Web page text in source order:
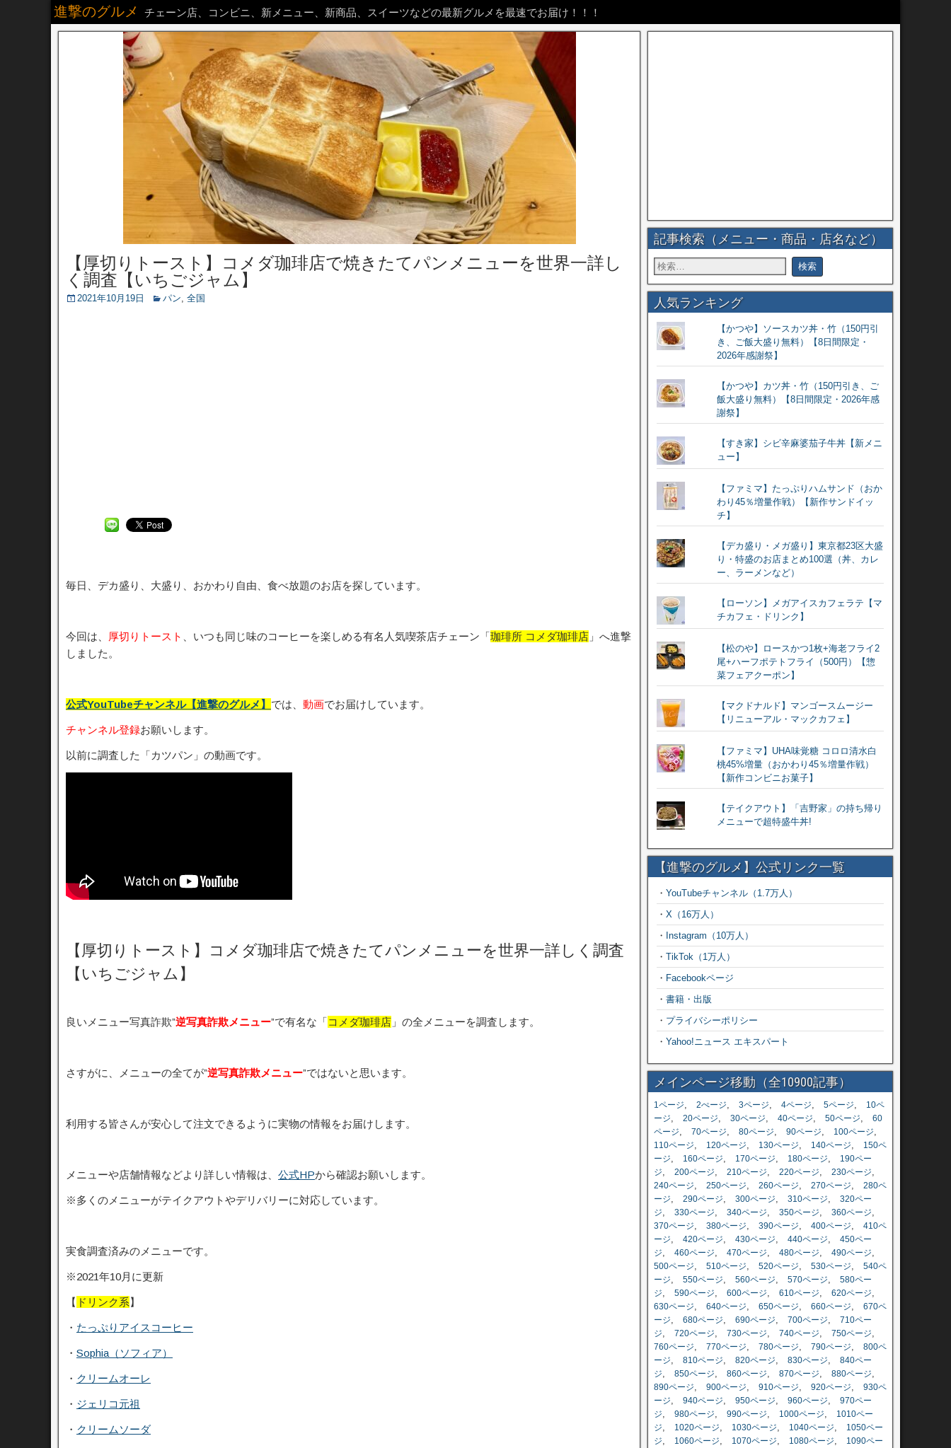
進撃のグルメ チェーン店、コンビニ、新メニュー、新商品、スイーツなどの最新グルメを最速でお届け！！！
【厚切りトースト】コメダ珈琲店で焼きたてパンメニューを世界一詳し
く調査【いちごジャム】
2021年10月19日 パン, 全国
毎日、デカ盛り、大盛り、おかわり自由、食べ放題のお店を探しています。
今回は、 厚切りトースト 、いつも同じ味のコーヒーを楽しめる有名人気喫茶店チェーン「珈琲所 コメダ珈琲店 」へ進撃
しました。
公式YouTubeチャンネル【進撃のグルメ】 では、 動画でお届けしています。
チャンネル登録お願いします。
以前に調査した「カツパン」の動画です。
【厚切りトースト】コメダ珈琲店で焼きたてパンメニューを世界一詳しく調査
【いちごジャム】
良いメニュー写真詐欺”逆写真詐欺メニュー”で有名な「コメダ珈琲店 」の全メニューを調査します。
さすがに、メニューの全てが”逆写真詐欺メニュー”ではないと思います。
利用する皆さんが安心して注文できるように実物の情報をお届けします。
メニューや店舗情報などより詳しい情報は、 公式HPから確認お願いします。
※多くのメニューがテイクアウトやデリバリーに対応しています。
実食調査済みのメニューです。
※2021年10月に更新
【 ドリンク系】
・ たっぷりアイスコーヒー
・ Sophia（ソフィア）
・ クリームオーレ
・ ジェリコ元祖
・ クリームソーダ
記事検索（メニュー・商品・店名など）
人気ランキング
【かつや】ソースカツ丼・竹（150円引
き、ご飯大盛り無料）【8日間限定・
2026年感謝祭】
【かつや】カツ丼・竹（150円引き、ご
飯大盛り無料）【8日間限定・2026年感
謝祭】
【すき家】シビ辛麻婆茄子牛丼【新メニ
ュー】
【ファミマ】たっぷりハムサンド（おか
わり45％増量作戦）【新作サンドイッ
チ】
【デカ盛り・メガ盛り】東京都23区大盛
り・特盛のお店まとめ100選（丼、カレ
ー、ラーメンなど）
【ローソン】メガアイスカフェラテ【マ
チカフェ・ドリンク】
【松のや】ロースかつ1枚+海老フライ2
尾+ハーフポテトフライ（500円）【惣
菜フェアクーポン】
【マクドナルド】マンゴースムージー
【リニューアル・マックカフェ】
【ファミマ】UHA味覚糖 コロロ清水白
桃45%増量（おかわり45％増量作戦）
【新作コンビニお菓子】
【テイクアウト】「吉野家」の持ち帰り
メニューで超特盛牛丼!
【進撃のグルメ】公式リンク一覧
・ YouTubeチャンネル（1.7万人）
・ X（16万人）
・ Instagram（10万人）
・ TikTok（1万人）
・ Facebookページ
・ 書籍・出版
・ プライバシーポリシー
・ Yahoo!ニュース エキスパート
メインページ移動（全10900記事）
1ページ, 2ぺージ, 3ページ, 4ページ, 5ページ,
10ペ
ージ, 20ページ, 30ページ, 40ページ, 50ページ, 60
ページ, 70ページ, 80ページ, 90ページ, 100ページ,
110ページ, 120ページ, 130ページ, 140ページ,
150ペ
ージ, 160ページ, 170ページ, 180ページ,
190ペー
ジ, 200ページ, 210ページ, 220ページ, 230ページ,
240ページ, 250ページ, 260ページ, 270ページ, 280ペ
ージ, 290ページ, 300ページ, 310ページ, 320ペー
ジ, 330ページ, 340ページ, 350ページ, 360ページ,
370ページ, 380ページ, 390ページ, 400ページ, 410ペ
ージ, 420ページ, 430ページ, 440ページ, 450ペー
ジ, 460ページ, 470ページ, 480ページ, 490ページ,
500ページ, 510ページ, 520ページ, 530ページ, 540ペ
ージ, 550ページ, 560ページ, 570ページ, 580ペー
ジ, 590ページ, 600ページ, 610ページ, 620ページ,
630ページ, 640ページ, 650ページ, 660ページ, 670ペ
ージ, 680ページ, 690ページ, 700ページ, 710ペー
ジ, 720ページ, 730ページ, 740ページ, 750ページ,
760ページ, 770ページ, 780ページ, 790ページ, 800ペ
ージ, 810ページ, 820ページ, 830ページ, 840ペー
ジ, 850ページ, 860ページ, 870ページ, 880ページ,
890ページ, 900ページ, 910ページ, 920ページ, 930ペ
ージ, 940ページ, 950ページ, 960ページ, 970ペー
ジ, 980ページ, 990ページ, 1000ページ,
1010ペー
ジ, 1020ページ, 1030ページ, 1040ページ,
1050ペー
ジ, 1060ページ, 1070ページ, 1080ページ,
1090ペー